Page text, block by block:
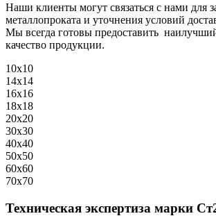
Наши клиенты могут связаться с нами для
металлопроката и уточнения условий
Мы всегда готовы предоставить
качество продукции.
10х10
14х14
16х16
18х18
20х20
30х30
40х40
50х50
60х60
70х70
Техническая экспертиза марки